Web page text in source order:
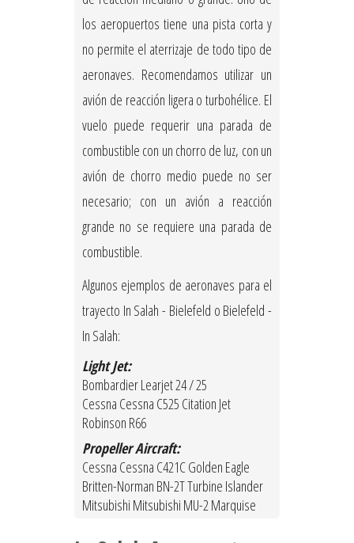
los aeropuertos tiene una pista corta y
no permite el aterrizaje de todo tipo de
aeronaves. Recomendamos utilizar un
avión de reacción ligera o turbohélice. El
vuelo puede requerir una parada de
combustible con un chorro de luz, con un
avión de chorro medio puede no ser
necesario; con un avión a reacción
grande no se requiere una parada de
combustible.
Algunos ejemplos de aeronaves para el
trayecto In Salah - Bielefeld o Bielefeld -
In Salah:
Light Jet:
Bombardier Learjet 24 / 25
Cessna Cessna C525 Citation Jet
Robinson R66
Propeller Aircraft:
Cessna Cessna C421C Golden Eagle
Britten-Norman BN-2T Turbine Islander
Mitsubishi Mitsubishi MU-2 Marquise